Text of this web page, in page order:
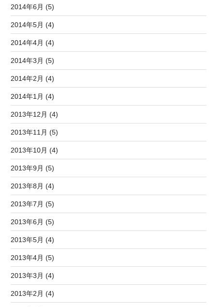
2014年6月 (5)
2014年5月 (4)
2014年4月 (4)
2014年3月 (5)
2014年2月 (4)
2014年1月 (4)
2013年12月 (4)
2013年11月 (5)
2013年10月 (4)
2013年9月 (5)
2013年8月 (4)
2013年7月 (5)
2013年6月 (5)
2013年5月 (4)
2013年4月 (5)
2013年3月 (4)
2013年2月 (4)